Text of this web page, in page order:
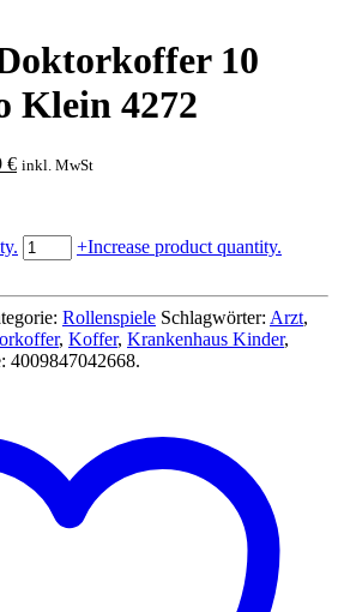
10
Klein 4272
€Aktueller
inkl. MwSt
Arztkoffer
Doktorkoffer
teilig
-
Theo
Klein
+Increase product quantity.
Rollenspiele Schlagwörter: Arzt,
, Koffer, Krankenhaus Kinder,
4009847042668.